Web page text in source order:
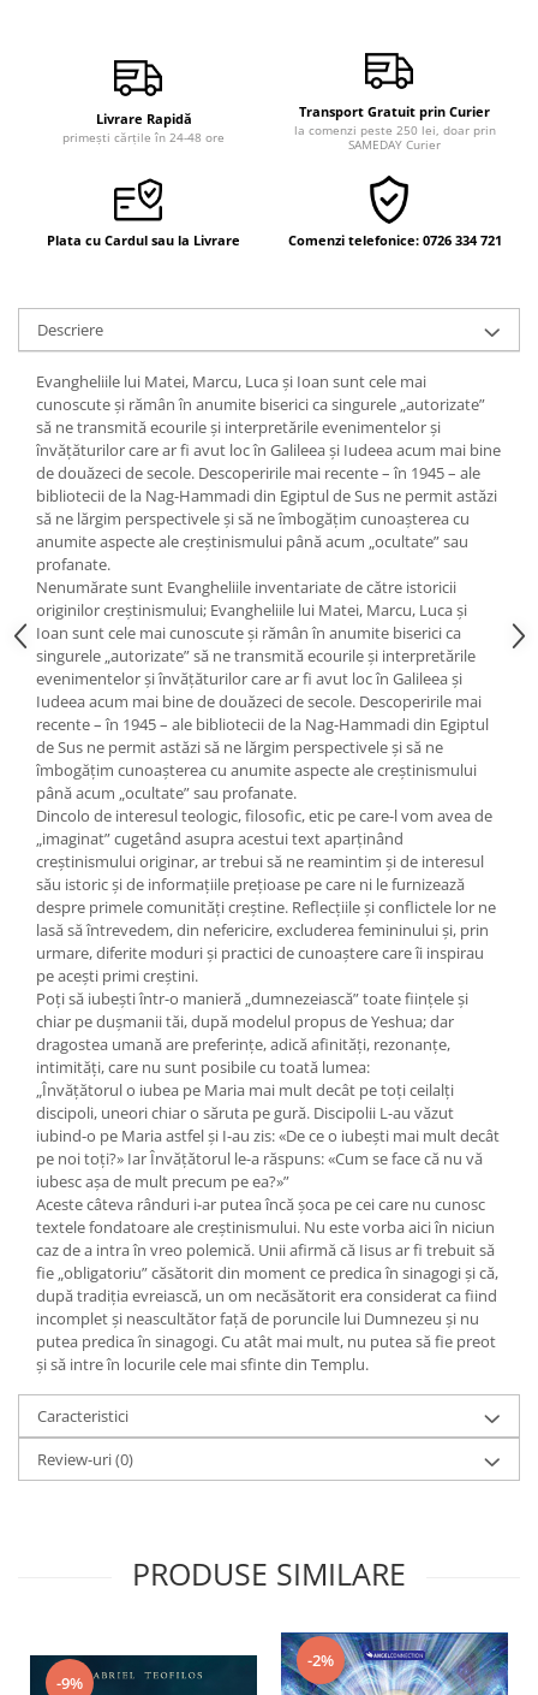
Psihologie practică
Sexualitate
Lumea îngerilor
Seria Masaru Emoto
Inspiraţie divină
Viaţa de după moarte
Cristale
Supă de pui pentru suflet
Yoga
Oracol
Spiritualitate şi ştiinţă
Fără categorie
Cunoaștere
Livrare Rapidă
primești cărțile în 24-48 ore
Transport Gratuit prin Curier
la comenzi peste 250 lei, doar prin
SAMEDAY Curier
Plata cu Cardul sau la Livrare Comenzi telefonice: 0726 334 721
Descriere
Evangheliile lui Matei, Marcu, Luca şi Ioan sunt cele mai
cunoscute şi rămân în anumite biserici ca singurele „autorizate”
să ne transmită ecourile şi interpretările evenimentelor şi
învăţăturilor care ar fi avut loc în Galileea şi Iudeea acum mai bine
de douăzeci de secole. Descoperirile mai recente – în 1945 – ale
bibliotecii de la Nag-Hammadi din Egiptul de Sus ne permit astăzi
să ne lărgim perspectivele şi să ne îmbogăţim cunoaşterea cu
anumite aspecte ale creştinismului până acum „ocultate” sau
profanate.
Nenumărate sunt Evangheliile inventariate de către istoricii
originilor creştinismului; Evangheliile lui Matei, Marcu, Luca şi
Ioan sunt cele mai cunoscute şi rămân în anumite biserici ca
singurele „autorizate” să ne transmită ecourile şi interpretările
evenimentelor şi învăţăturilor care ar fi avut loc în Galileea şi
Iudeea acum mai bine de douăzeci de secole. Descoperirile mai
recente – în 1945 – ale bibliotecii de la Nag-Hammadi din Egiptul
de Sus ne permit astăzi să ne lărgim perspectivele şi să ne
îmbogăţim cunoaşterea cu anumite aspecte ale creştinismului
până acum „ocultate” sau profanate.
Dincolo de interesul teologic, filosofic, etic pe care-l vom avea de
„imaginat” cugetând asupra acestui text aparţinând
creştinismului originar, ar trebui să ne reamintim şi de interesul
său istoric şi de informaţiile preţioase pe care ni le furnizează
despre primele comunităţi creştine. Reflecțiile şi conflictele lor ne
lasă să întrevedem, din nefericire, excluderea femininului şi, prin
urmare, diferite moduri şi practici de cunoaştere care îi inspirau
pe aceşti primi creştini.
Poţi să iubeşti într-o manieră „dumnezeiască” toate fiinţele şi
chiar pe duşmanii tăi, după modelul propus de Yeshua; dar
dragostea umană are preferinţe, adică afinităţi, rezonanţe,
intimităţi, care nu sunt posibile cu toată lumea:
„Învăţătorul o iubea pe Maria mai mult decât pe toţi ceilalţi
discipoli, uneori chiar o săruta pe gură. Discipolii L-au văzut
iubind-o pe Maria astfel şi I-au zis: «De ce o iubeşti mai mult decât
pe noi toţi?» Iar Învăţătorul le-a răspuns: «Cum se face că nu vă
iubesc aşa de mult precum pe ea?»”
Aceste câteva rânduri i-ar putea încă şoca pe cei care nu cunosc
textele fondatoare ale creştinismului. Nu este vorba aici în niciun
caz de a intra în vreo polemică. Unii afirmă că Iisus ar fi trebuit să
fie „obligatoriu” căsătorit din moment ce predica în sinagogi şi că,
după tradiţia evreiască, un om necăsătorit era considerat ca fiind
incomplet şi neascultător faţă de poruncile lui Dumnezeu şi nu
putea predica în sinagogi. Cu atât mai mult, nu putea să fie preot
şi să intre în locurile cele mai sfinte din Templu.
Caracteristici
Review-uri(0)
PRODUSE SIMILARE
-9%
-2%